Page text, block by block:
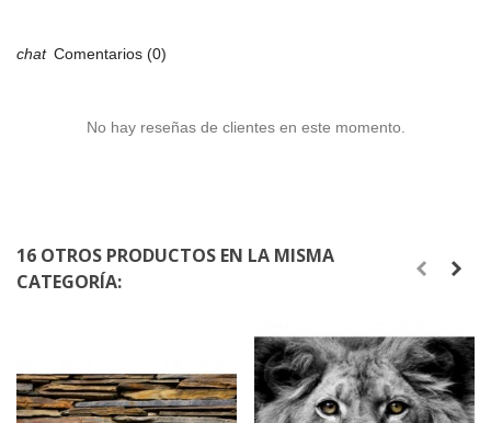
Comentarios (0)
No hay reseñas de clientes en este momento.
16 OTROS PRODUCTOS EN LA MISMA
CATEGORÍA: